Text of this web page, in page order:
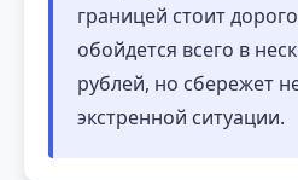
границей стоит
обойдется всего в
рублей, но сбережет
экстренной ситуации.